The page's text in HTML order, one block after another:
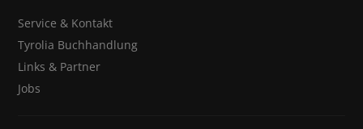
Service & Kontakt
Tyrolia Buchhandlung
Links & Partner
Jobs